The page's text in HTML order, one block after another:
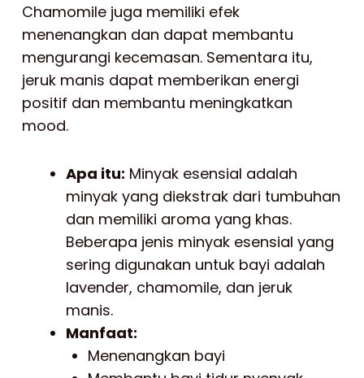
Chamomile juga memiliki efek
menenangkan dan dapat membantu
mengurangi kecemasan. Sementara itu,
jeruk manis dapat memberikan energi
positif dan membantu meningkatkan
mood.
Apa itu: Minyak esensial adalah
minyak yang diekstrak dari tumbuhan
dan memiliki aroma yang khas.
Beberapa jenis minyak esensial yang
sering digunakan untuk bayi adalah
lavender, chamomile, dan jeruk
manis.
Manfaat:
Menenangkan bayi